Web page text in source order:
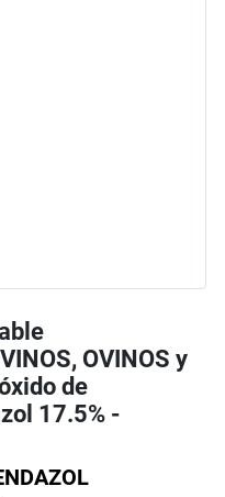
OVINOS y
de
17.5% -